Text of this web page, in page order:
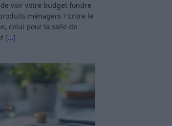
de voir votre budget fondre
ménagers ? Entre le
celui pour la salle de
[…]